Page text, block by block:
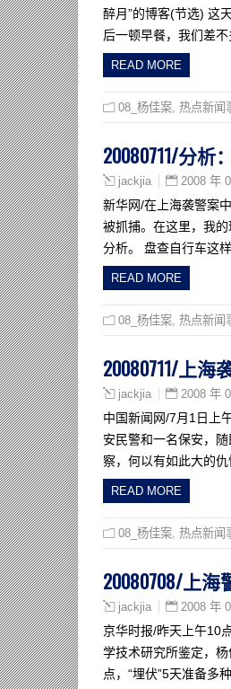
醉月”的博客(节选) 这
后一顿早餐，我们差
READ MORE
08_杨佳案 热点新闻
20080711/分
jackjia 2008 年
新华网/在上海袭警案
被抓捕。在这里，我
分析。 盘查自行车这
READ MORE
08_杨佳案 热点新闻
20080711/上
jackjia 2008 年
中国新闻网/7月1日上
安民警和一名保安，
察，何以有如此大的
READ MORE
08_杨佳案 热点新闻
20080708/上
jackjia 2008 年
京华时报/昨天上午10
学技术研究所鉴定，
点，“埋伏”5天准备多